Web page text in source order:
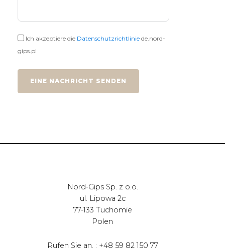
Ich akzeptiere die Datenschutzrichtlinie de.nord-
gips.pl
EINE NACHRICHT SENDEN
Nord-Gips Sp. z o.o.
ul. Lipowa 2c
77-133 Tuchomie
Polen
Rufen Sie an. : +48 59 82 150 77